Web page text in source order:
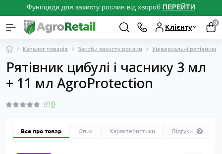
Фунгіциди для захисту рослин від хвороб ПЕРЕЙТИ
Клієнту
0
Каталог товарів Засоби захисту рослин Універсальні рятівники
Рятівник цибулі і часнику 3 мл
+ 11 мл AgroProtection
0
Все про товар Опис Характеристики Відгуки 0